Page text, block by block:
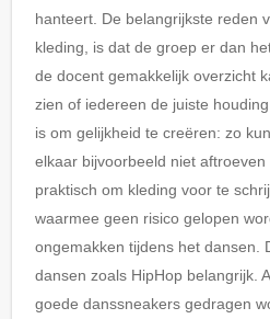
hanteert. De belangrijkste reden
kleding, is dat de groep er dan
de docent gemakkelijk overzicht
zien of iedereen de juiste
is om gelijkheid te creëren: zo
elkaar bijvoorbeeld niet
praktisch om kleding voor te
waarmee geen risico gelopen
ongemakken tijdens het dansen.
dansen zoals HipHop belangrijk.
goede danssneakers gedragen